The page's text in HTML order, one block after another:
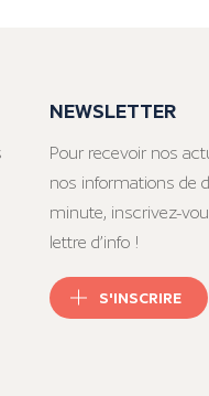
NEWSLETTER
Pour recevoir nos
nos informations de
minute, inscrivez-
lettre d’info !
S'INSCRIRE